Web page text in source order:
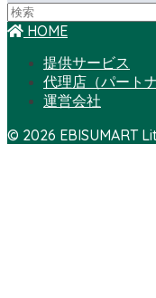
HOME
提供サービス
代理店（パート
運営会社
© 2026 EBISUMART